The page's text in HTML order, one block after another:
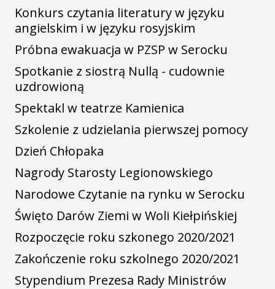
Konkurs czytania literatury w języku
angielskim i w języku rosyjskim
Próbna ewakuacja w PZSP w Serocku
Spotkanie z siostrą Nullą - cudownie
uzdrowioną
Spektakl w teatrze Kamienica
Szkolenie z udzielania pierwszej pomocy
Dzień Chłopaka
Nagrody Starosty Legionowskiego
Narodowe Czytanie na rynku w Serocku
Święto Darów Ziemi w Woli Kiełpińskiej
Rozpoczęcie roku szkonego 2020/2021
Zakończenie roku szkolnego 2020/2021
Stypendium Prezesa Rady Ministrów